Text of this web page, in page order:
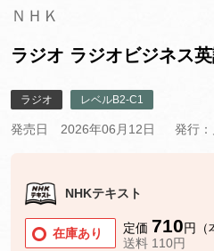
ＮＨＫ
ラジオ ラジオビジネス
ラジオ レベルB2-C1
発売日 2026年06月12日 発行：
NHKテキスト
在庫あり 定価 710円（
送料 110円